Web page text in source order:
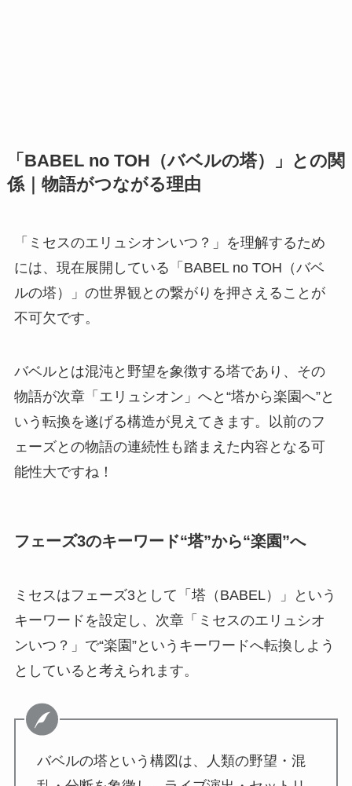
「BABEL no TOH（バベルの塔）」との関
係｜物語がつながる理由
「ミセスのエリュシオンいつ？」を理解するため
には、現在展開している「BABEL no TOH（バベ
ルの塔）」の世界観との繋がりを押さえることが
不可欠です。
バベルとは混沌と野望を象徴する塔であり、その
物語が次章「エリュシオン」へと“塔から楽園へ”と
いう転換を遂げる構造が見えてきます。以前のフ
ェーズとの物語の連続性も踏まえた内容となる可
能性大ですね！
フェーズ3のキーワード“塔”から“楽園”へ
ミセスはフェーズ3として「塔（BABEL）」という
キーワードを設定し、次章「ミセスのエリュシオ
ンいつ？」で“楽園”というキーワードへ転換しよう
としていると考えられます。
バベルの塔という構図は、人類の野望・混